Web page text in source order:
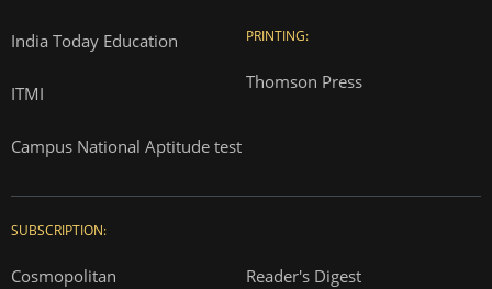
India Today Education
ITMI
Campus National Aptitude test
PRINTING:
Thomson Press
SUBSCRIPTION:
Cosmopolitan Reader's Digest